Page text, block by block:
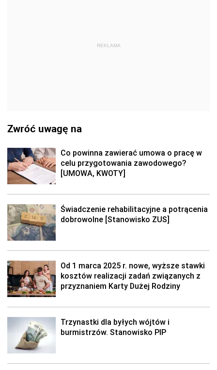
REKLAMA
Zwróć uwagę na
Co powinna zawierać umowa o pracę w
celu przygotowania zawodowego?
[UMOWA, KWOTY]
Świadczenie rehabilitacyjne a potrącenia
dobrowolne [Stanowisko ZUS]
Od 1 marca 2025 r. nowe, wyższe stawki
kosztów realizacji zadań związanych z
przyznaniem Karty Dużej Rodziny
Trzynastki dla byłych wójtów i
burmistrzów. Stanowisko PIP